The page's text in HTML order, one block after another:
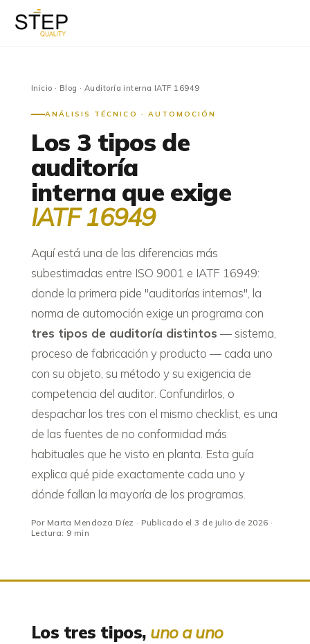
Inicio · Blog · Auditoría interna IATF 16949
ANÁLISIS TÉCNICO · AUTOMOCIÓN
Los 3 tipos de
auditoría
interna que exige
IATF 16949
Aquí está una de las diferencias más
subestimadas entre ISO 9001 e IATF 16949:
donde la primera pide "auditorías internas", la
norma de automoción exige un programa con
tres tipos de auditoría distintos — sistema,
proceso de fabricación y producto — cada uno
con su objeto, su método y su exigencia de
competencia del auditor. Confundirlos, o
despachar los tres con el mismo checklist, es una
de las fuentes de no conformidad más
habituales que he visto en planta. Esta guía
explica qué pide exactamente cada uno y
dónde fallan la mayoría de los programas.
Por Marta Mendoza Díez · Publicado el 3 de julio de 2026 ·
Lectura: 9 min
Los tres tipos, uno a uno